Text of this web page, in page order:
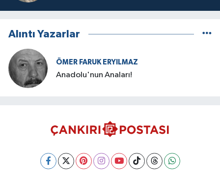
Alıntı Yazarlar
ÖMER FARUK ERYILMAZ
Anadolu'nun Anaları!